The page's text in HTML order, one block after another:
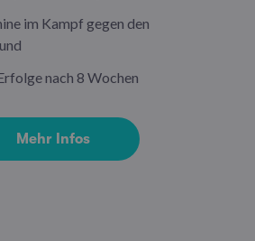
im Kampf gegen den
nach 8 Wochen
Mehr Infos